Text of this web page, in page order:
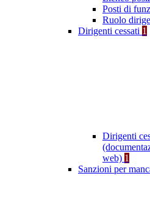
Posti di
Ruolo
Dirigenti cessati 1
Dirigenti
web) 1
Sanzioni per